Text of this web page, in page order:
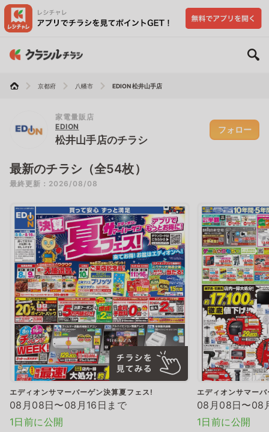
京都府 八幡市 EDION 松井山手店
家電量販店
EDION
松井山手店のチラシ
フォロー
最新のチラシ（全54枚）
最終更新：2026/08/08
エディオンサマーバーゲン決算夏フェス!
08月08日〜08月16日まで
1日前に公開
エディオンサマー
08月08日〜08
1日前に公開